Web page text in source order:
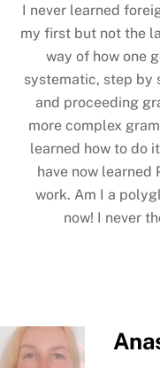
I never learned
my first but not the
way of how one
systematic, step by
and proceeding
more complex
learned how to do
have now learned
work. Am I a
now! I never